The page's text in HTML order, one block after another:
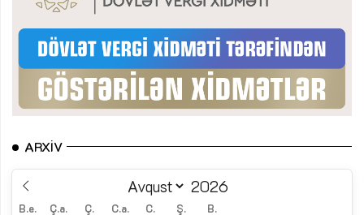
ARXIV
B.e. Ç.a. Ç. C.a. C. Ş. B.